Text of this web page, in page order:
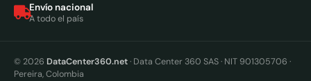
Envío nacional
A todo el país
© 2026 DataCenter360.net· Data Center 360 SAS · NIT 901305706 ·
Pereira, Colombia